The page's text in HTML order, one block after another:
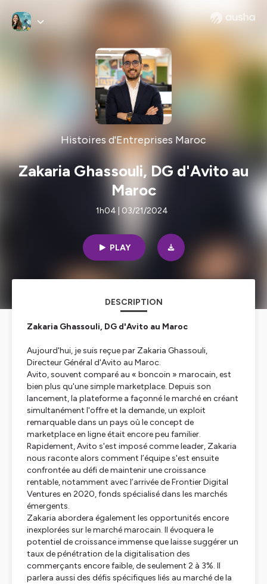
Histoires d'Entreprises Maroc
Zakaria Ghassouli, DG d'Avito au
Maroc
1h04 | 03/21/2024
PLAY
DESCRIPTION
Zakaria Ghassouli, DG d'Avito au Maroc
Aujourd'hui, je suis reçue par Zakaria Ghassouli,
Directeur Général d'Avito au Maroc.
Avito, souvent comparé au « boncoin » marocain, est
bien plus qu'une simple marketplace. Depuis son
lancement, la plateforme a façonné le marché en créant
simultanément l'offre et la demande, un exploit
remarquable dans un pays où le concept de
marketplace en ligne était encore peu familier.
Rapidement, Avito s'est imposé comme leader, Zakaria
nous raconte alors comment l’équipe s'est ensuite
confrontée au défi de maintenir une croissance
rentable, notamment avec l’arrivée de Frontier Digital
Ventures en 2020, fonds spécialisé dans les marchés
émergents.
Zakaria abordera également les opportunités encore
inexplorées sur le marché marocain. Il évoquera le
potentiel de croissance immense que laisse suggérer un
taux de pénétration de la digitalisation des
commerçants encore faible, de seulement 2 à 3%. Il
parlera aussi des défis spécifiques liés au marché de la